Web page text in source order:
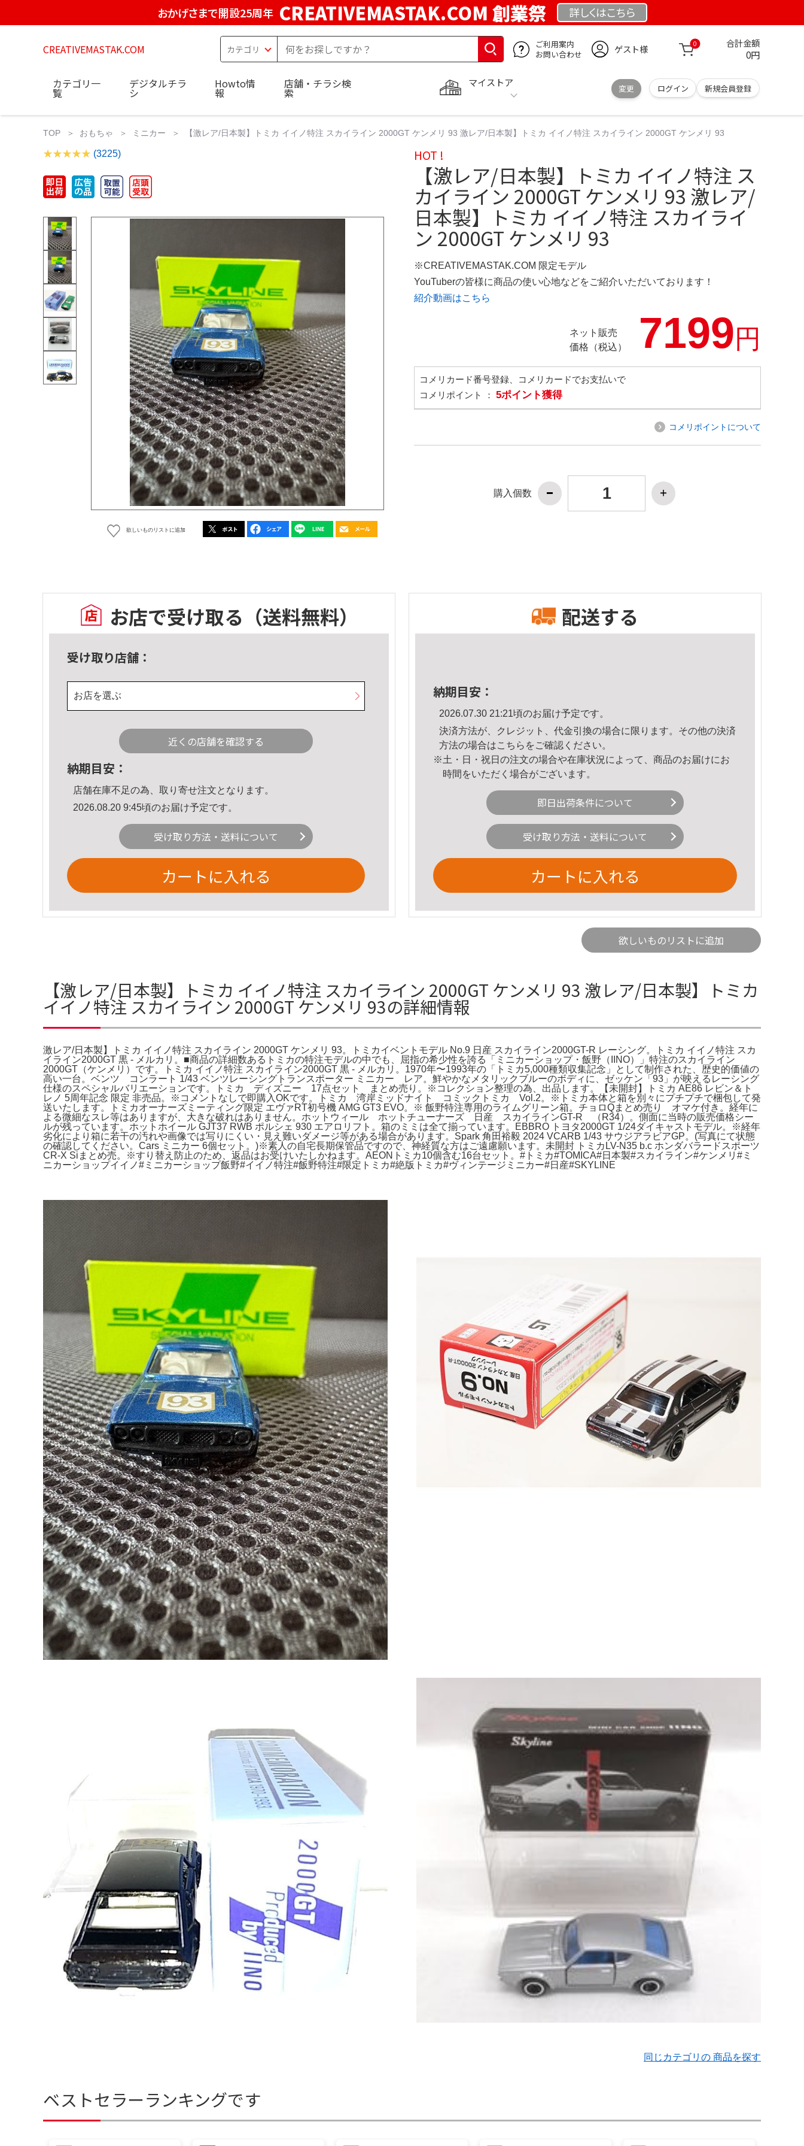
おかげさまで開設25周年 CREATIVEMASTAK.COM 創業祭 詳しくはこちら
CREATIVEMASTAK.COM
ご利用案内
お問い合わせ
ゲスト様 0 合計金額
0円
マイストア
変更 ログイン 新規会員登録
カテゴリ一
覧
デジタルチラ
シ
Howto情
報
店舗・チラシ検
索
TOP おもちゃ ミニカー 【激レア/日本製】トミカ イイノ特注 スカイライン 2000GT ケンメリ 93 激レア/日本製】トミカ イイノ特注 スカイライン 2000GT ケンメリ 93
(3225)
欲しいものリストに追加
HOT !
【激レア/日本製】トミカ イイノ特注 ス
カイライン 2000GT ケンメリ 93 激レア/
日本製】トミカ イイノ特注 スカイライ
ン 2000GT ケンメリ 93
※CREATIVEMASTAK.COM 限定モデル
YouTuberの皆様に商品の使い心地などをご紹介いただいております！
紹介動画はこちら
ネット販売
価格（税込）
7199円
コメリカード番号登録、コメリカードでお支払いで
コメリポイント ： 5ポイント獲得
コメリポイントについて
購入個数
お店で受け取る （送料無料）
受け取り店舗：
お店を選ぶ
近くの店舗を確認する
納期目安：
店舗在庫不足の為、取り寄せ注文となります。
2026.08.20 9:45頃のお届け予定です。
受け取り方法・送料について
カートに入れる
配送する
納期目安：
2026.07.30 21:21頃のお届け予定です。
決済方法が、クレジット、代金引換の場合に限ります。その他の決済
方法の場合はこちら をご確認ください。
※土・日・祝日の注文の場合や在庫状況によって、商品のお届けにお
時間をいただく場合がございます。
即日出荷条件について
受け取り方法・送料について
カートに入れる
欲しいものリストに追加
【激レア/日本製】トミカ イイノ特注 スカイライン 2000GT ケンメリ 93 激レア/日本製】トミカ
イイノ特注 スカイライン 2000GT ケンメリ 93の詳細情報
激レア/日本製】トミカ イイノ特注 スカイライン 2000GT ケンメリ 93。トミカイベントモデル No.9 日産 スカイライン2000GT-R レーシング。トミカ イイノ特注 スカ
イライン2000GT 黒 - メルカリ。■商品の詳細数あるトミカの特注モデルの中でも、屈指の希少性を誇る「ミニカーショップ・飯野（IINO）」特注のスカイライン
2000GT（ケンメリ）です。トミカ イイノ特注 スカイライン2000GT 黒 - メルカリ。1970年〜1993年の「トミカ5,000種類収集記念」として制作された、歴史的価値の
高い一台。ベンツ コンラート 1/43 ベンツレーシングトランスポーター ミニカー レア。鮮やかなメタリックブルーのボディに、ゼッケン「93」が映えるレーシング
仕様のスペシャルバリエーションです。トミカ ディズニー 17点セット まとめ売り。※コレクション整理の為、出品します。【未開封】トミカ AE86 レビン＆ト
レノ 5周年記念 限定 非売品。※コメントなしで即購入OKです。トミカ 湾岸ミッドナイト コミックトミカ Vol.2。※トミカ本体と箱を別々にプチプチで梱包して発
送いたします。トミカオーナーズミーティング限定 エヴァRT初号機 AMG GT3 EVO。※ 飯野特注専用のライムグリーン箱。チョロQまとめ売り オマケ付き。経年に
よる微細なスレ等はありますが、大きな破れはありません。ホットウィール ホットチューナーズ 日産 スカイラインGT-R （R34）。側面に当時の販売価格シー
ルが残っています。ホットホイール GJT37 RWB ポルシェ 930 エアロリフト。箱のミミは全て揃っています。EBBRO トヨタ2000GT 1/24ダイキャストモデル。※経年
劣化により箱に若干の汚れや画像では写りにくい・見え難いダメージ等がある場合があります。Spark 角田裕毅 2024 VCARB 1/43 サウジアラビアGP。(写真にて状態
の確認してください。Cars ミニカー 6個セット。)※素人の自宅長期保管品ですので、神経質な方はご遠慮願います。未開封 トミカLV-N35 b.c ホンダバラードスポーツ
CR-X Siまとめ売。※すり替え防止のため、返品はお受けいたしかねます。AEONトミカ10個含む16台セット。#トミカ#TOMICA#日本製#スカイライン#ケンメリ#ミ
ニカーショップイイノ#ミニカーショップ飯野#イイノ特注#飯野特注#限定トミカ#絶版トミカ#ヴィンテージミニカー#日産#SKYLINE
同じカテゴリの 商品を探す
ベストセラーランキングです